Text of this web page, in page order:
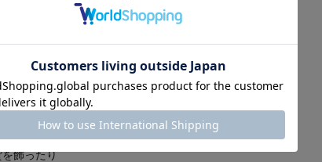
内につくることが可能
ちゃ箱など使い道は色々
機会
飾ったり